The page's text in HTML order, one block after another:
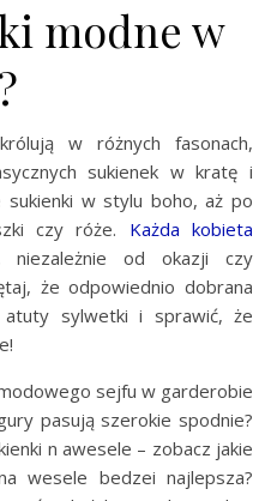
modne w
w różnych fasonach,
sukienek w kratę i
w stylu boho, aż po
czy róże. Każda kobieta
niezależnie od okazji czy
że odpowiednio dobrana
atuty sylwetki i sprawić, że
sejfu w garderobie
pasują szerokie spodnie?
n awesele – zobacz jakie
wesele bedzei najlepsza?